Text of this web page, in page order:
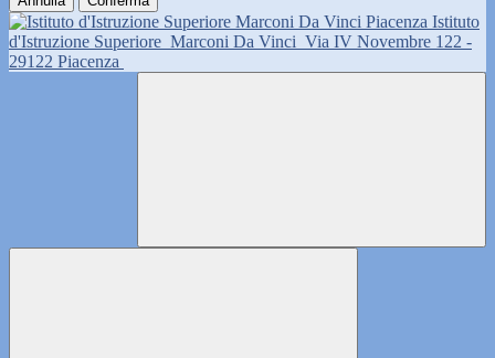
Istituto
d'Istruzione Superiore Marconi Da Vinci Via IV Novembre 122 -
29122 Piacenza